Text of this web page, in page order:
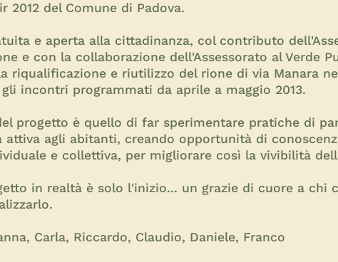
2012 del Comune di Padova.
e aperta alla cittadinanza, col contributo
e con la collaborazione dell'Assessorato al Verde
riqualificazione e riutilizzo del rione di via Manara
gli incontri programmati da aprile a maggio 2013.
progetto è quello di far sperimentare pratiche di
attiva agli abitanti, creando opportunità di
e collettiva, per migliorare così la vivibilità
in realtà è solo l'inizio... un grazie di cuore a chi
Carla, Riccardo, Claudio, Daniele, Franco